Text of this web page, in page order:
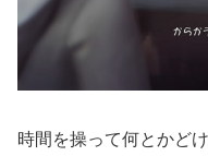
時間を操って何とかど